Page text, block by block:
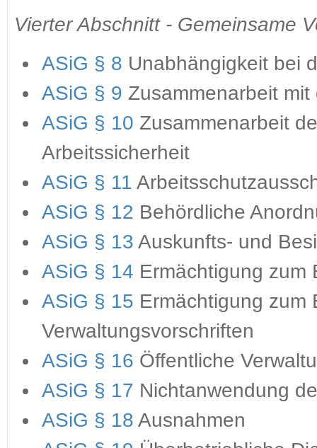
Vierter Abschnitt - Gemeinsame
ASiG § 8 Unabhängigkeit bei
ASiG § 9 Zusammenarbeit
ASiG § 10 Zusammenarbeit
Arbeitssicherheit
ASiG § 11
ASiG § 12 Behördliche
ASiG § 13 Auskunfts- und
ASiG § 14 Ermächtigung zum
ASiG § 15 Ermächtigung zum
Verwaltungsvorschriften
ASiG § 16 Öffentliche
ASiG § 17 Nichtanwendung
ASiG § 18 Ausnahmen